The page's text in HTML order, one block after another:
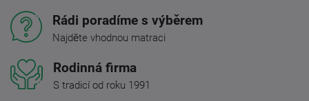
Rádi poradíme s výběrem
Najděte vhodnou matraci
Rodinná firma
S tradicí od roku 1991